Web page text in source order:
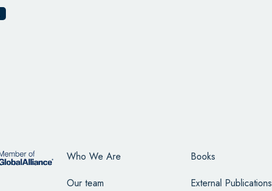
Who We Are
Our team
Books
External Publications